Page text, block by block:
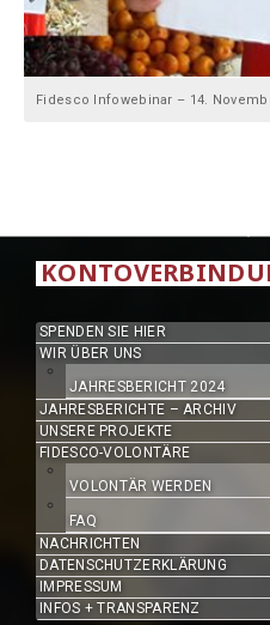
Fidesco Infowebinar – 14.
SPENDEN SIE HIER
WIR ÜBER UNS
JAHRESBERICHT 2024
JAHRESBERICHTE – ARCHIV
UNSERE PROJEKTE
FIDESCO-VOLONTÄRE
VOLONTÄR WERDEN
FAQ
NACHRICHTEN
DATENSCHUTZERKLÄRUNG
IMPRESSUM
INFOS + TRANSPARENZ